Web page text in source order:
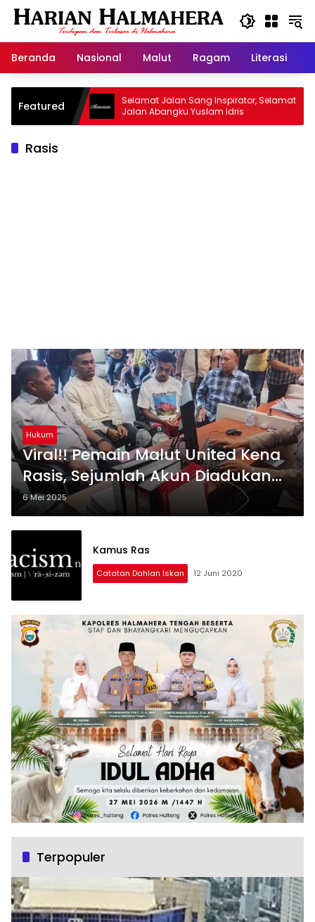
Langsung
Beranda
Nasional Malut Ragam Literasi
Featured
Warisan
Selamat Jalan Sang Inspirator, Selamat
Jalan Abangku Yuslam Idris
Rasis
Hukum
Viral!! Pemain Malut United Kena
Rasis, Sejumlah Akun Diadukan
ke SPKT Polda
6 Mei 2025
Kamus Ras
Catatan Dahlan Iskan 12 Juni 2020
Terpopuler